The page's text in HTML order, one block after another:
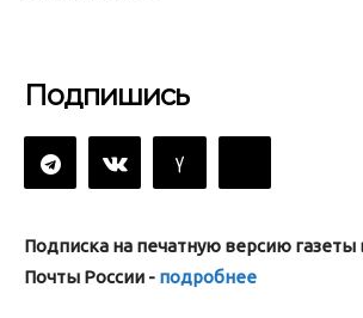
Подпишись
Подписка на печатную версию газеты
Почты России - подробнее